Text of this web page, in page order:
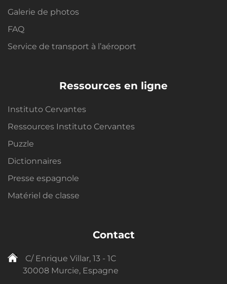
Galerie de photos
FAQ
Service de transport à l’aéroport
Ressources en ligne
Instituto Cervantes
Ressources Instituto Cervantes
Puzzle
Dictionnaires
Presse espagnole
Matériel de classe
Contact
C/ Enrique Villar, 13 - 1C
30008 Murcie, Espagne